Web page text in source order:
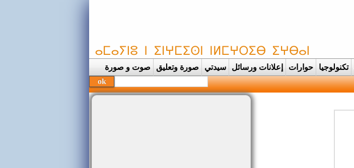
تكنولوجيا حوارات إعلانات ورسائل سيدتي صورة وتعليق صوت و صورة